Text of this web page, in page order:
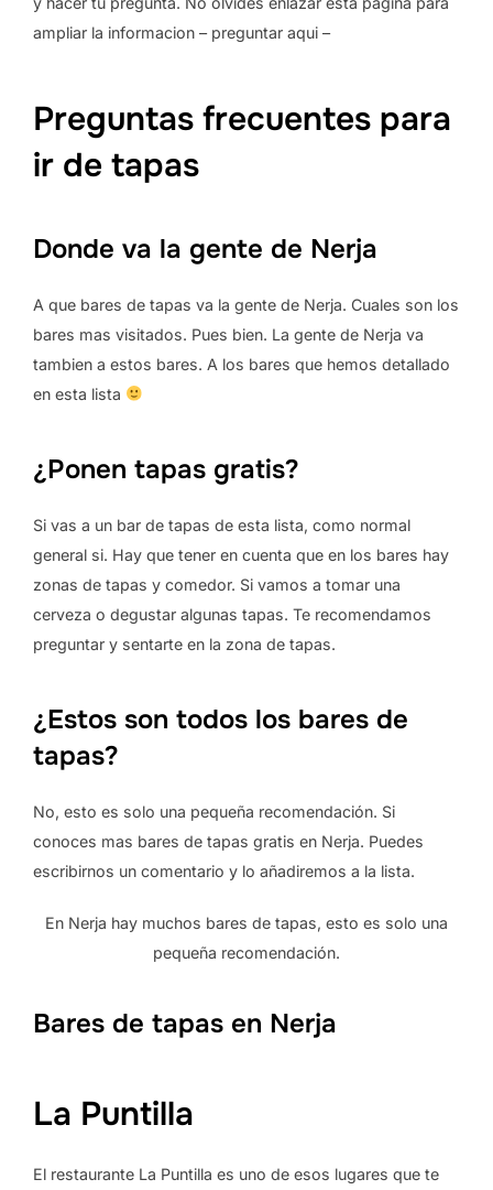
ampliar la informacion – preguntar aqui –
Preguntas frecuentes para
ir de tapas
Donde va la gente de Nerja
A que bares de tapas va la gente de Nerja. Cuales son los
bares mas visitados. Pues bien. La gente de Nerja va
tambien a estos bares. A los bares que hemos detallado
en esta lista
¿Ponen tapas gratis?
Si vas a un bar de tapas de esta lista, como normal
general si. Hay que tener en cuenta que en los bares hay
zonas de tapas y comedor. Si vamos a tomar una
cerveza o degustar algunas tapas. Te recomendamos
preguntar y sentarte en la zona de tapas.
¿Estos son todos los bares de
tapas?
No, esto es solo una pequeña recomendación. Si
conoces mas bares de tapas gratis en Nerja. Puedes
escribirnos un comentario y lo añadiremos a la lista.
En Nerja hay muchos bares de tapas, esto es solo una
pequeña recomendación.
Bares de tapas en Nerja
La Puntilla
El restaurante La Puntilla es uno de esos lugares que te